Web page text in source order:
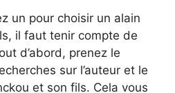
un pour choisir un alain
il faut tenir compte de
d’abord, prenez le
sur l’auteur et le
et son fils. Cela vous